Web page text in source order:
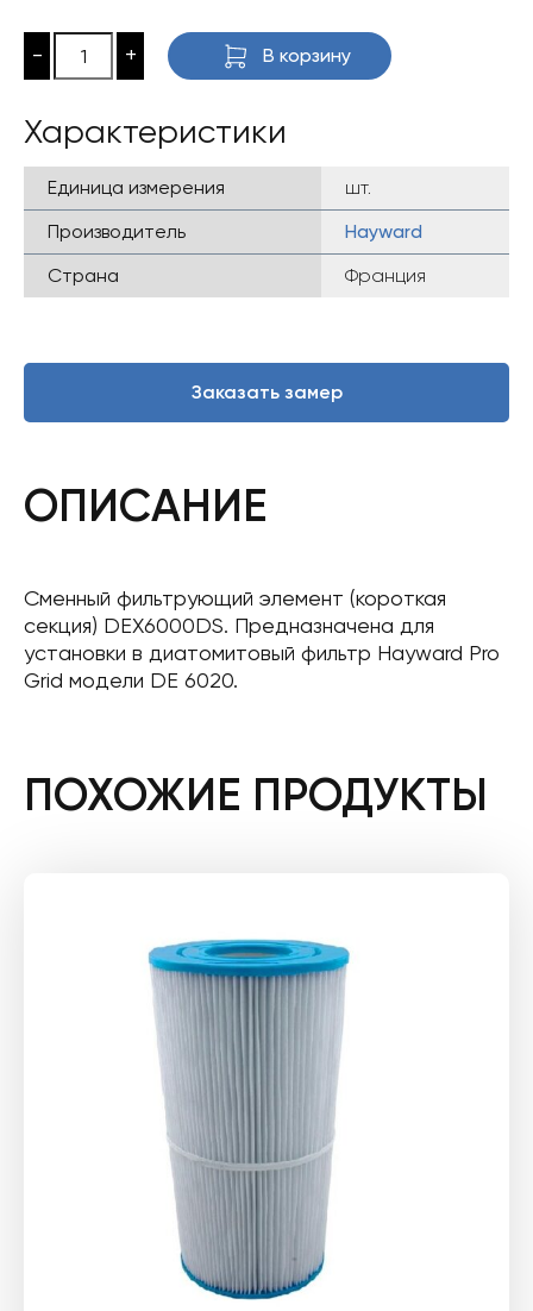
- + В корзину
Характеристики
Единица измерения
шт.
Производитель
Hayward
Страна
Франция
Заказать замер
ОПИСАНИЕ
Сменный фильтрующий элемент (короткая
секция) DEX6000DS. Предназначена для
установки в диатомитовый фильтр Hayward Pro
Grid модели DE 6020.
ПОХОЖИЕ ПРОДУКТЫ